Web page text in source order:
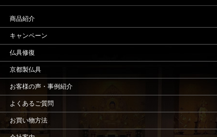
商品紹介
キャンペーン
仏具修復
京都製仏具
お客様の声・事例紹介
よくあるご質問
お買い物方法